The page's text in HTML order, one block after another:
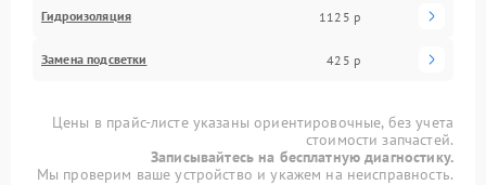
Гидроизоляция 1125 р
Замена подсветки 425 р
Цены в прайс-листе указаны ориентировочные, без учета
стоимости запчастей.
Записывайтесь на бесплатную диагностику.
Мы проверим ваше устройство и укажем на неисправность.